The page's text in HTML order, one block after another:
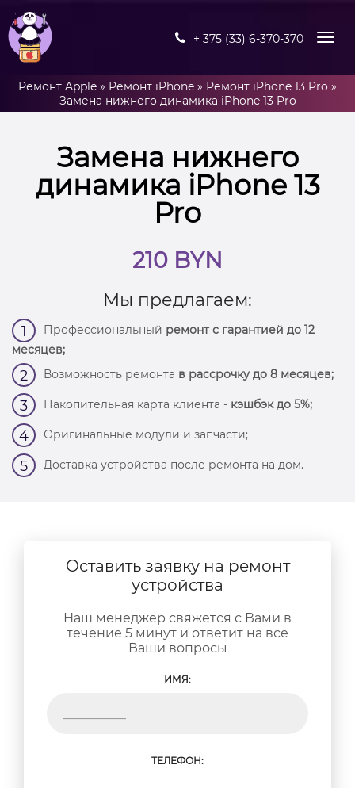
+ 375 (33) 6-370-370
Ремонт Apple » Ремонт iPhone » Ремонт iPhone 13 Pro »
Замена нижнего динамика iPhone 13 Pro
Замена нижнего
динамика iPhone 13
Pro
210 BYN
Мы предлагаем:
1 Профессиональный ремонт с гарантией до 12
месяцев;
2 Возможность ремонта в рассрочку до 8 месяцев;
3 Накопительная карта клиента - кэшбэк до 5%;
4 Оригинальные модули и запчасти;
5 Доставка устройства после ремонта на дом.
Оставить заявку на ремонт
устройства
Наш менеджер свяжется с Вами в
течение 5 минут и ответит на все
Ваши вопросы
ИМЯ:
ТЕЛЕФОН: